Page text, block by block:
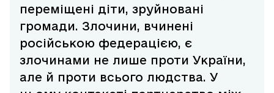
переміщені діти, зруйновані
громади. Злочини, вчинені
російською федерацією, є
злочинами не лише проти України,
але й проти всього людства. У